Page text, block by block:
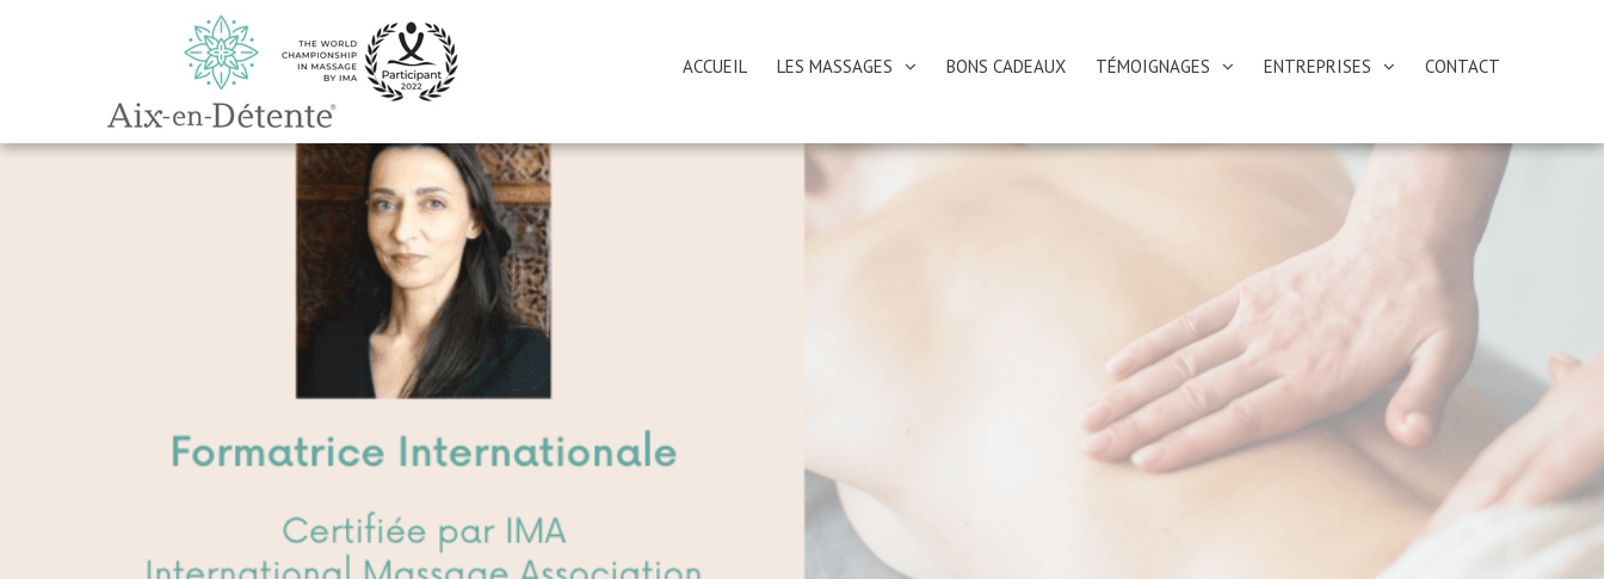
ACCUEIL LES MASSAGES BONS CADEAUX TÉMOIGNAGES ENTREPRISES CONTACT